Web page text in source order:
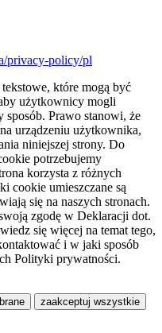
privacy-policy/pl
które mogą być
użytkownicy mogli
sposób. Prawo stanowi, że
urządzeniu użytkownika,
niniejszej strony. Do
potrzebujemy
korzysta z różnych
cookie umieszczane są
się na naszych stronach.
zgodę w Deklaracji dot.
się więcej na temat tego,
i w jaki sposób
Polityki prywatności.
zaakceptuj wszystkie